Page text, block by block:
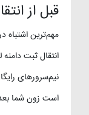
قبل از
نیم‌سرورهای
است زون شما بعد